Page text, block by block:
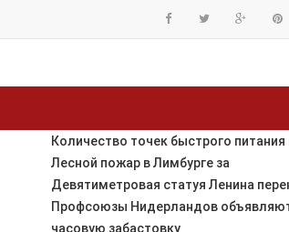
Количество точек быстрого питания
Лесной пожар в Лимбурге за
Девятиметровая статуя Ленина
Профсоюзы Нидерландов
часовую забастовку